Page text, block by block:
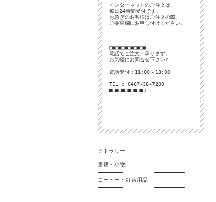
インターネットのご注文は、
毎日24時間受付です。
お急ぎのお客様はご注文の際、
ご要望欄にお申し付けください。
□■□■□■□■□■□■
電話でご注文、承ります。
お気軽にお問合せ下さい♪
電話受付：11:00～18:00
TEL : 0467-38-7200
■□■□■□■□■□■□
カトラリー
書籍・小物
コーヒー・紅茶用品